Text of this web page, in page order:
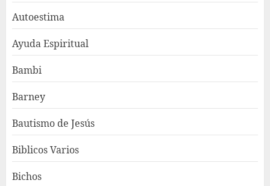
Autoestima
Ayuda Espiritual
Bambi
Barney
Bautismo de Jesús
Biblicos Varios
Bichos